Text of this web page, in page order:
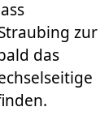
zur
das